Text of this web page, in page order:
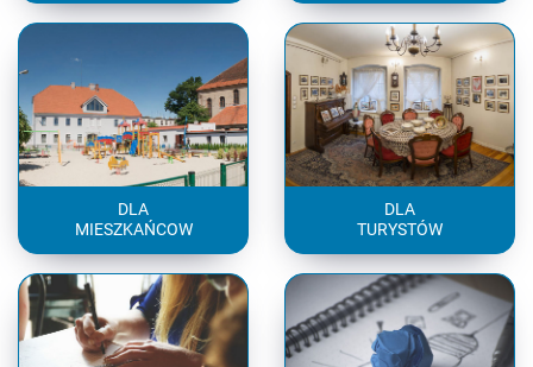
DLA
MIESZKAŃCOW
DLA
TURYSTÓW